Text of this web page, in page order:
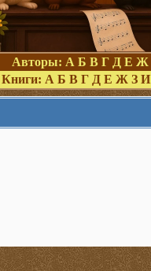
Авторы: А Б В Г Д Е Ж
Книги: А Б В Г Д Е Ж З И